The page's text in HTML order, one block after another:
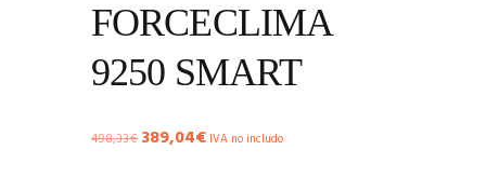
FORCECLIMA
9250 SMART
498,33€ El
389,04€ElIVA no includo